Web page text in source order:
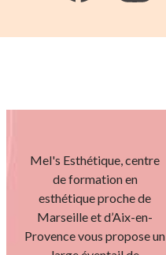
Mel's Esthétique, centre
de formation en
esthétique proche de
Marseille et d’Aix-en-
Provence vous propose un